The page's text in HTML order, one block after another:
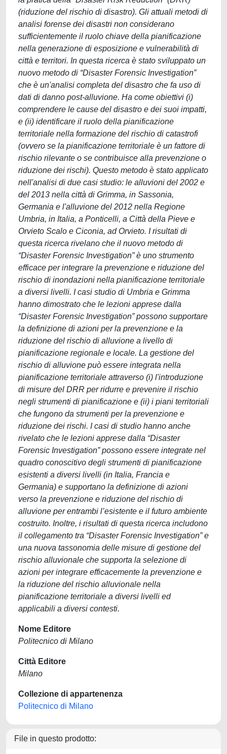
(riduzione del rischio di disastro). Gli attuali metodi di
analisi forense dei disastri non considerano
sufficientemente il ruolo chiave della pianificazione
nella generazione di esposizione e vulnerabilità di
città e territori. In questa ricerca è stato sviluppato un
nuovo metodo di “Disaster Forensic Investigation”
che è un'analisi completa del disastro che fa uso di
dati di danno post-alluvione. Ha come obiettivi (i)
comprendere le cause del disastro e dei suoi impatti,
e (ii) identificare il ruolo della pianificazione
territoriale nella formazione del rischio di catastrofi
(ovvero se la pianificazione territoriale è un fattore di
rischio rilevante o se contribuisce alla prevenzione o
riduzione dei rischi). Questo metodo è stato applicato
nell'analisi di due casi studio: le alluvioni del 2002 e
del 2013 nella città di Grimma, in Sassonia,
Germania e l'alluvione del 2012 nella Regione
Umbria, in Italia, a Ponticelli, a Città della Pieve e
Orvieto Scalo e Ciconia, ad Orvieto. I risultati di
questa ricerca rivelano che il nuovo metodo di
“Disaster Forensic Investigation” è uno strumento
efficace per integrare la prevenzione e riduzione del
rischio di inondazioni nella pianificazione territoriale
a diversi livelli. I casi studio di Umbria e Grimma
hanno dimostrato che le lezioni apprese dalla
“Disaster Forensic Investigation” possono supportare
la definizione di azioni per la prevenzione e la
riduzione del rischio di alluvione a livello di
pianificazione regionale e locale. La gestione del
rischio di alluvione può essere integrata nella
pianificazione territoriale attraverso (i) l'introduzione
di misure del DRR per ridurre e prevenire il rischio
negli strumenti di pianificazione e (ii) i piani territoriali
che fungono da strumenti per la prevenzione e
riduzione dei rischi. I casi di studio hanno anche
rivelato che le lezioni apprese dalla “Disaster
Forensic Investigation” possono essere integrate nel
quadro conoscitivo degli strumenti di pianificazione
esistenti a diversi livelli (in Italia, Francia e
Germania) e supportano la definizione di azioni
verso la prevenzione e riduzione del rischio di
alluvione per entrambi l’esistente e il futuro ambiente
costruito. Inoltre, i risultati di questa ricerca includono
il collegamento tra “Disaster Forensic Investigation” e
una nuova tassonomia delle misure di gestione del
rischio alluvionale che supporta la selezione di
azioni per integrare efficacemente la prevenzione e
la riduzione del rischio alluvionale nella
pianificazione territoriale a diversi livelli ed
applicabili a diversi contesti.
Nome Editore
Politecnico di Milano
Città Editore
Milano
Collezione di appartenenza
Politecnico di Milano
File in questo prodotto: